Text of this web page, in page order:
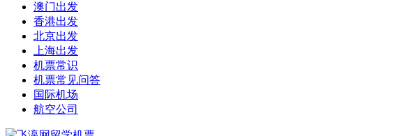
澳门出发
香港出发
北京出发
上海出发
机票常识
机票常见问答
国际机场
航空公司